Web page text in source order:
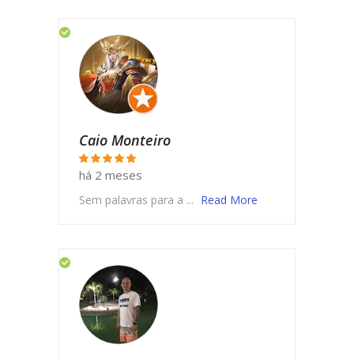
Caio Monteiro
há 2 meses
Sem palavras para a ... Read More